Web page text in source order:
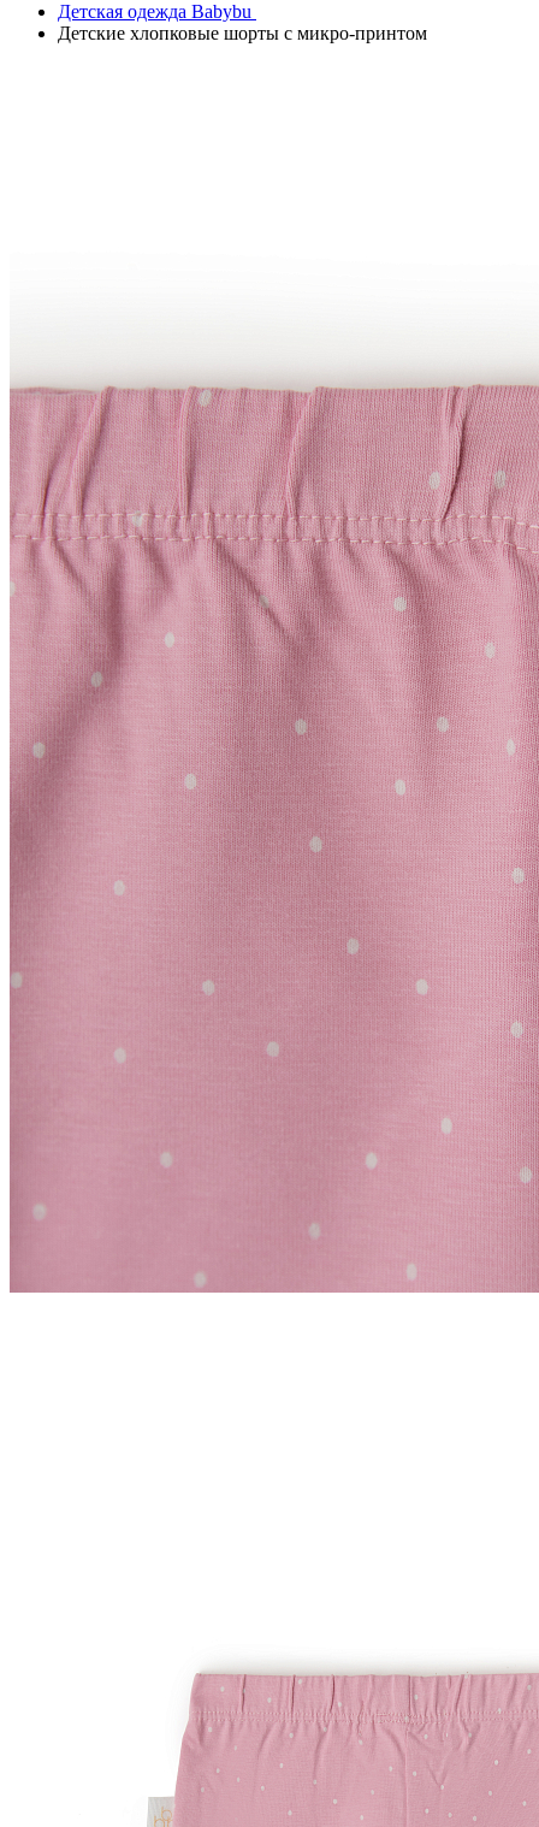
Детская одежда Babybu
Детские хлопковые шорты с микро-принтом